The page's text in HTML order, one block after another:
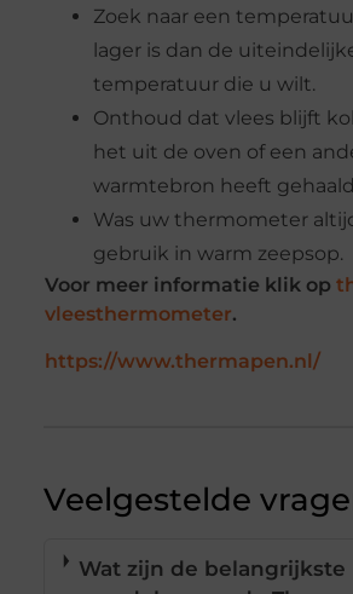
Zoek naar een
lager is dan de
temperatuur die u wilt.
Onthoud dat vlees blijft
het uit de oven of een
warmtebron heeft
Was uw thermometer
gebruik in warm zeepsop.
Voor meer informatie klik op
vleesthermometer.
https://www.thermapen.nl/
Veelgestelde
Wat zijn de belangrijkste